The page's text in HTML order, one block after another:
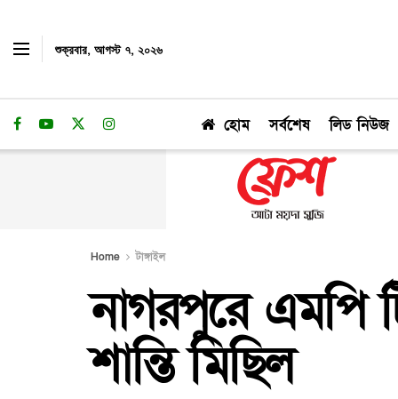
শুক্রবার, আগস্ট ৭, ২০২৬
হোম সর্বশেষ লিড নিউজ
Home টাঙ্গাইল
নাগরপুরে এমপি
শান্তি মিছিল